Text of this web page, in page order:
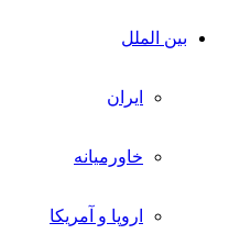
بین الملل
ایران
خاورمیانه
اروپا و آمریکا